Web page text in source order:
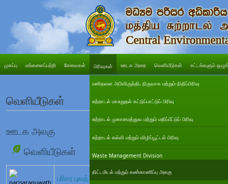
முகப்பு எங்களைப்பற்றி சேவைகள் பிரிவுகள்
மனிதவள அபிவிருத்தி, நிருவாக மற்றும் நிதிப்பிரிவு
சுற்றாடல் மாசுறுதல் கட்டுப்பாட்டுப் பிரிவு
சுற்றாடல் முகாமைத்துவ மற்றும் மதிப்பீட்டுப் பிரிவு
சுற்றாடல் கல்வி மற்றும் விழிப்பூட்டல் பிரிவு
Waste Management Division
திட்டமிடல் மற்றும் கண்காணிப்பு அலகு
ஊடக அறை வெளியீடுகள் சட்டங்களும்
வெளியீடுகள்
ஊடக அலகு
வெளியீடுகள்
பரிசர புவத்